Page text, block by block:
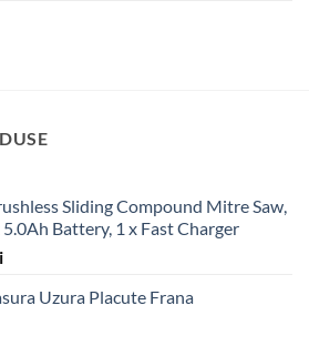
Sliding Compound Mitre Saw,
Battery, 1 x Fast Charger
Uzura Placute Frana